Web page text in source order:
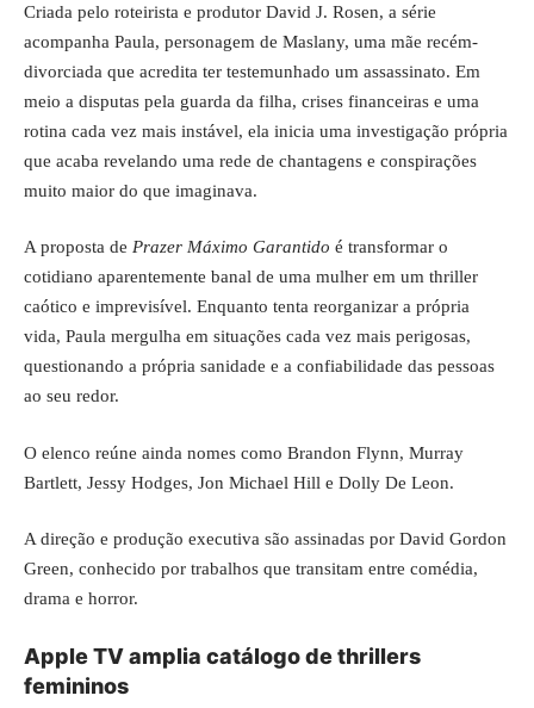
Criada pelo roteirista e produtor David J. Rosen, a série
acompanha Paula, personagem de Maslany, uma mãe recém-
divorciada que acredita ter testemunhado um assassinato. Em
meio a disputas pela guarda da filha, crises financeiras e uma
rotina cada vez mais instável, ela inicia uma investigação própria
que acaba revelando uma rede de chantagens e conspirações
muito maior do que imaginava.
A proposta de Prazer Máximo Garantido é transformar o
cotidiano aparentemente banal de uma mulher em um thriller
caótico e imprevisível. Enquanto tenta reorganizar a própria
vida, Paula mergulha em situações cada vez mais perigosas,
questionando a própria sanidade e a confiabilidade das pessoas
ao seu redor.
O elenco reúne ainda nomes como Brandon Flynn, Murray
Bartlett, Jessy Hodges, Jon Michael Hill e Dolly De Leon.
A direção e produção executiva são assinadas por David Gordon
Green, conhecido por trabalhos que transitam entre comédia,
drama e horror.
Apple TV amplia catálogo de thrillers
femininos